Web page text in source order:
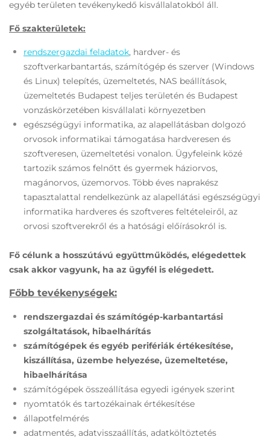
egyéb területen tevékenykedő kisvállalatokból áll.
Fő szakterületek:
rendszergazdai feladatok, hardver- és
szoftverkarbantartás, számítógép és szerver (Windows
és Linux) telepítés, üzemeltetés, NAS beállítások,
üzemeltetés Budapest teljes területén és Budapest
vonzáskörzetében kisvállalati környezetben
egészségügyi informatika, az alapellátásban dolgozó
orvosok informatikai támogatása hardveresen és
szoftveresen, üzemeltetési vonalon. Ügyfeleink közé
tartozik számos felnőtt és gyermek háziorvos,
magánorvos, üzemorvos. Több éves naprakész
tapasztalattal rendelkezünk az alapellátási egészségügyi
informatika hardveres és szoftveres feltételeiről, az
orvosi szoftverekről és a hatósági előírásokról is.
Fő célunk a hosszútávú együttműködés, elégedettek
csak akkor vagyunk, ha az ügyfél is elégedett.
Főbb tevékenységek:
rendszergazdai és számítógép-karbantartási
szolgáltatások, hibaelhárítás
számítógépek és egyéb perifériák értékesítése,
kiszállítása, üzembe helyezése, üzemeltetése,
hibaelhárítása
számítógépek összeállítása egyedi igények szerint
nyomtatók és tartozékainak értékesítése
állapotfelmérés
adatmentés, adatvisszaállítás, adatköltöztetés